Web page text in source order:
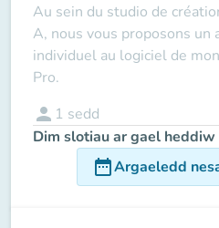
Au sein du studio de
A, nous vous proposons
individuel au logiciel de
Pro.
person 1 sedd
Dim slotiau ar gael heddiw
date_rangeArgaeledd